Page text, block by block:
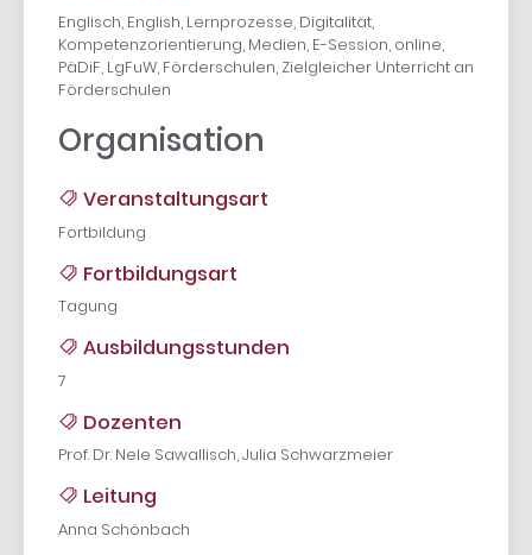
Englisch, English, Lernprozesse, Digitalität,
Kompetenzorientierung, Medien, E-Session, online,
PäDiF, LgFuW, Förderschulen, Zielgleicher Unterricht an
Förderschulen
Organisation
Veranstaltungsart
Fortbildung
Fortbildungsart
Tagung
Ausbildungsstunden
7
Dozenten
Prof. Dr. Nele Sawallisch, Julia Schwarzmeier
Leitung
Anna Schönbach